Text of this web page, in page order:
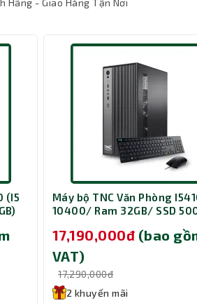
50t Gen 5 I5 cho khả năng xử lý
hoặc phần mềm kế toán chuyên
dàng cho nhu cầu tương lai.
Hãng - Giao Hàng Tận Nơi
(I5
Máy bộ TNC Văn Phòng
10400/ Ram 32GB/ SSD
17,190,000đ (bao
VAT)
17,290,000đ
2 khuyến mãi